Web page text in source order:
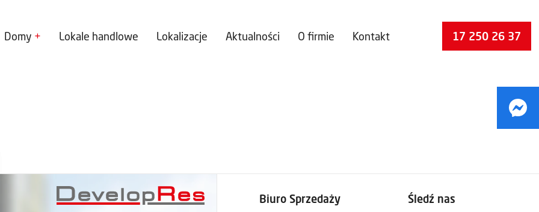
Domy Lokale handlowe Lokalizacje Aktualności O firmie Kontakt 17 250 26 37
Biuro Sprzedaży Śledź nas